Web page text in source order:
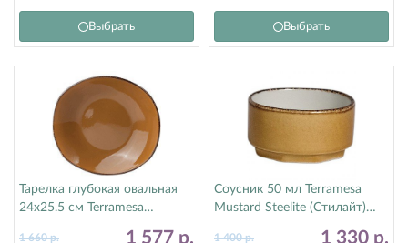
Выбрать Выбрать
Тарелка глубокая овальная
24х25.5 см Terramesa
1 577 р.
1 660р.
Соусник 50 мл Terramesa
Mustard Steelite (Стилайт)
1 330 р.
1 400р.